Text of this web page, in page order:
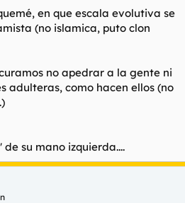
en que escala evolutiva se
(no islamica, puto clon
no apedrar a la gente ni
adulteras, como hacen ellos (no
su mano izquierda....